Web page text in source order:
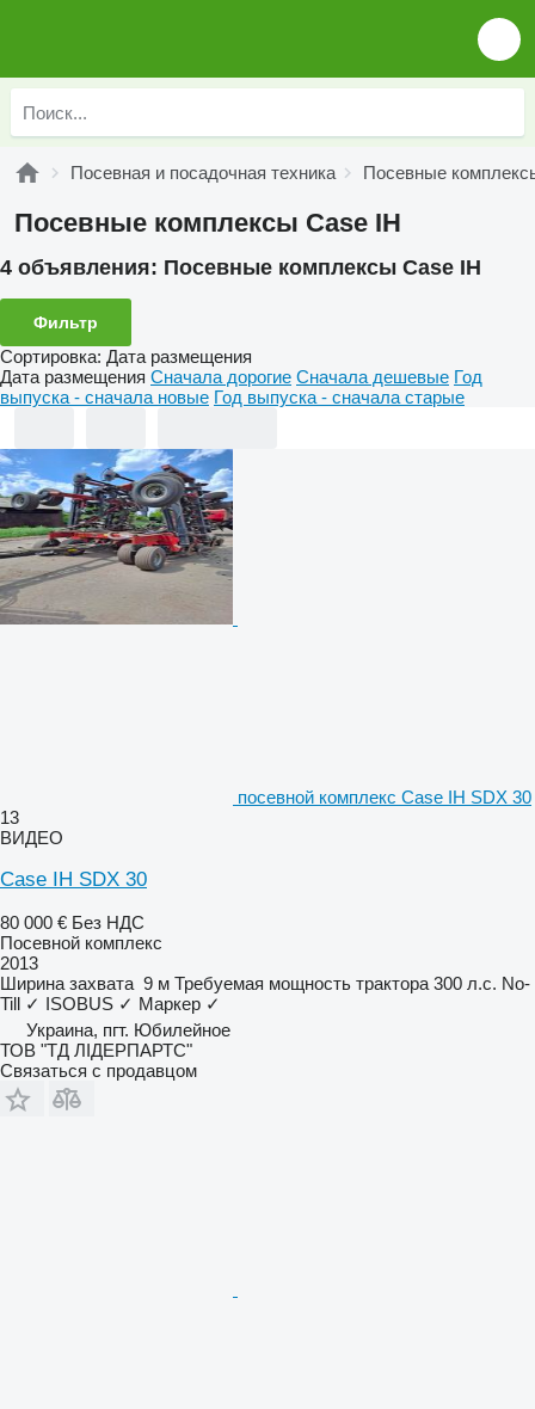
Посевная и посадочная техника Посевные
Посевные комплексы Case IH
4 объявления: Посевные комплексы Case IH
Фильтр
Сортировка: Дата размещения
Дата размещения Сначала дорогие Сначала дешевые Год
выпуска - сначала новые Год выпуска - сначала старые
посевной комплекс Case IH SDX 30
13
ВИДЕО
Case IH SDX 30
80 000 € Без НДС
Посевной комплекс
2013
Ширина захвата 9 м Требуемая мощность трактора 300 л.с. No-
Till ✓ ISOBUS ✓ Маркер ✓
Украина, пгт. Юбилейное
ТОВ "ТД ЛІДЕРПАРТС"
Связаться с продавцом